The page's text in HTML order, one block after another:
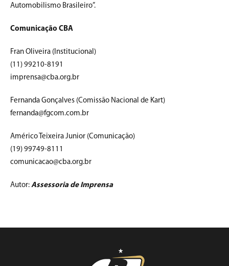
Automobilismo Brasileiro”.
Comunicação CBA
Fran Oliveira (Institucional)
(11) 99210-8191
imprensa@cba.org.br
Fernanda Gonçalves (Comissão Nacional de Kart)
fernanda@fgcom.com.br
Américo Teixeira Junior (Comunicação)
(19) 99749-8111
comunicacao@cba.org.br
Autor: Assessoria de Imprensa